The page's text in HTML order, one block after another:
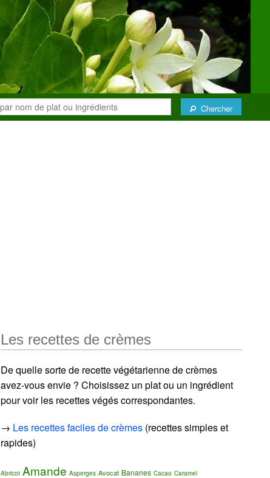
Chercher
Les recettes de crèmes
De quelle sorte de recette végétarienne de crèmes
avez-vous envie ? Choisissez un plat ou un ingrédient
pour voir les recettes végés correspondantes.
→ Les recettes faciles de crèmes (recettes simples et
rapides)
Abricot Amande Asperges Avocat Bananes Cacao Caramel